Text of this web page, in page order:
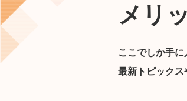
メリ
ここでしか手に
最新トピックス